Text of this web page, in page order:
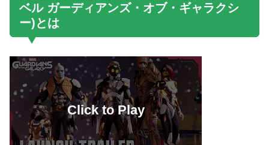
ベル ガーディアンズ・オブ・ギャラクシ
ー)とは